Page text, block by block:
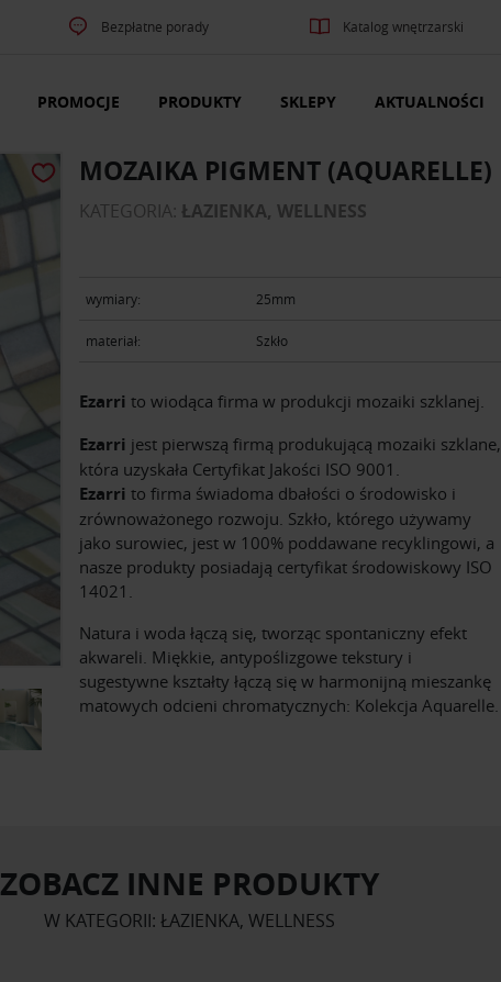
Bezpłatne porady Katalog wnętrzarski
PROMOCJE PRODUKTY SKLEPY AKTUALNOŚCI
MOZAIKA PIGMENT (AQUARELLE)
KATEGORIA: ŁAZIENKA, WELLNESS
wymiary: 25mm
materiał: Szkło
Ezarri to wiodąca firma w produkcji mozaiki szklanej.
Ezarri jest pierwszą firmą produkującą mozaiki szklane,
która uzyskała Certyfikat Jakości ISO 9001.
Ezarri to firma świadoma dbałości o środowisko i
zrównoważonego rozwoju. Szkło, którego używamy
jako surowiec, jest w 100% poddawane recyklingowi, a
nasze produkty posiadają certyfikat środowiskowy ISO
14021.
Natura i woda łączą się, tworząc spontaniczny efekt
akwareli. Miękkie, antypoślizgowe tekstury i
sugestywne kształty łączą się w harmonijną mieszankę
matowych odcieni chromatycznych: Kolekcja Aquarelle.
ZOBACZ INNE PRODUKTY
W KATEGORII: ŁAZIENKA, WELLNESS